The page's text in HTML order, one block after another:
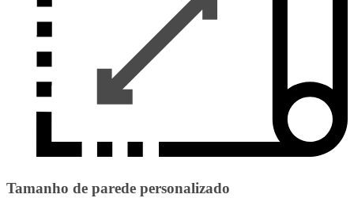
Tamanho de parede personalizado